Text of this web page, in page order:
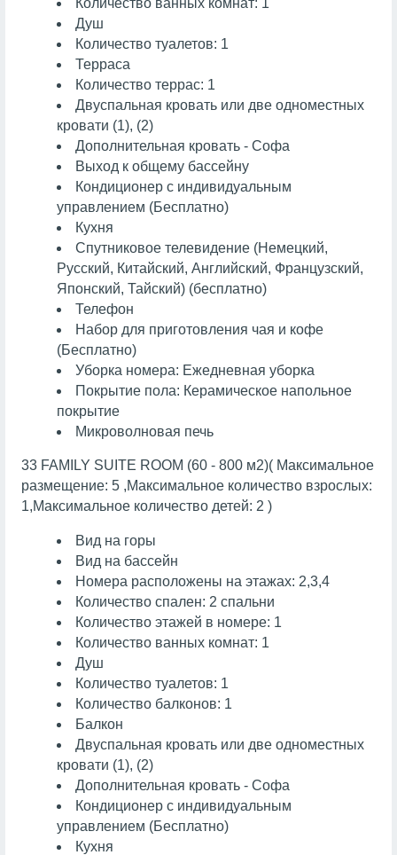
Душ
Количество туалетов: 1
Терраса
Количество террас: 1
Двуспальная кровать или две одноместных
кровати (1), (2)
Дополнительная кровать - Софа
Выход к общему бассейну
Кондиционер с индивидуальным
управлением (Бесплатно)
Кухня
Спутниковое телевидение (Немецкий,
Русский, Китайский, Английский, Французский,
Японский, Тайский) (бесплатно)
Телефон
Набор для приготовления чая и кофе
(Бесплатно)
Уборка номера: Ежедневная уборка
Покрытие пола: Керамическое напольное
покрытие
Микроволновая печь
33 FAMILY SUITE ROOM (60 - 800 м2)( Максимальное
размещение: 5 ,Максимальное количество взрослых:
1,Максимальное количество детей: 2 )
Вид на горы
Вид на бассейн
Номера расположены на этажах: 2,3,4
Количество спален: 2 спальни
Количество этажей в номере: 1
Количество ванных комнат: 1
Душ
Количество туалетов: 1
Количество балконов: 1
Балкон
Двуспальная кровать или две одноместных
кровати (1), (2)
Дополнительная кровать - Софа
Кондиционер с индивидуальным
управлением (Бесплатно)
Кухня